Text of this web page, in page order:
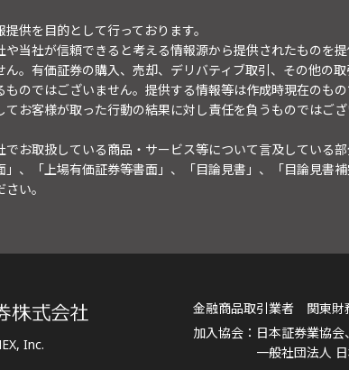
供を目的として行っております。
や当社が信頼できると考える情報源から提供されたものを
ん。有価証券の購入、売却、デリバティブ取引、その他の
ものではございません。提供する情報等は作成時現在のも
てお客様が取った行動の結果に対し責任を負うものではご
でお取扱している商品・サービス等について言及している
」、「上場有価証券等書面」、「目論見書」、「目論見書
い。
Inc.
金融商品取引業者 関東財
日本証券業協
一般社団法人